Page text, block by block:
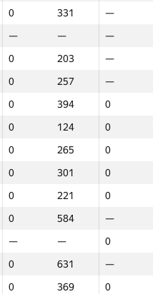
0 331 —
— — —
0 203 —
0 257 —
0 394 0
0 124 0
0 265 0
0 301 0
0 221 0
0 584 —
— — 0
0 631 —
0 369 0
Round 1
GP30 Place GP30